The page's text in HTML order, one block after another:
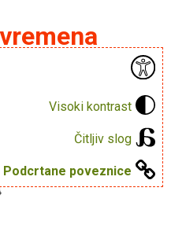
Visoki kontrast
Čitljiv slog
Podcrtane poveznice
knjiga.